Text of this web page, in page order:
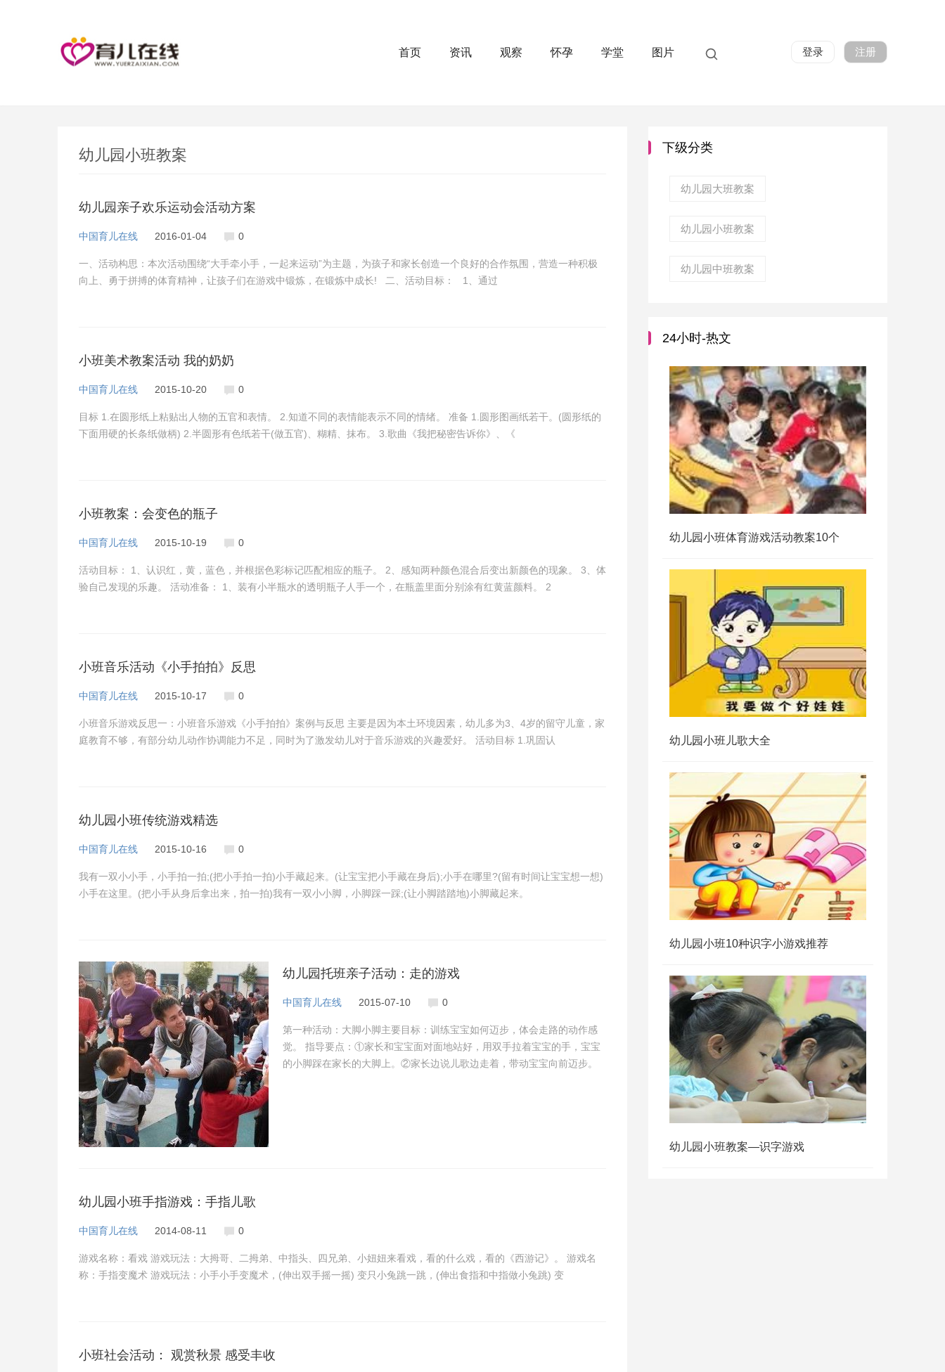
首页 资讯 观察 怀孕 学堂 图片 登录 注册
幼儿园小班教案
幼儿园亲子欢乐运动会活动方案
中国育儿在线 2016-01-04 0
一、活动构思：本次活动围绕“大手牵小手，一起来运动”为主题，为孩子和家长创造一个良好的合作氛围，营造一种积极
向上、勇于拼搏的体育精神，让孩子们在游戏中锻炼，在锻炼中成长! 二、活动目标： 1、通过
小班美术教案活动 我的奶奶
中国育儿在线 2015-10-20 0
目标 1.在圆形纸上粘贴出人物的五官和表情。 2.知道不同的表情能表示不同的情绪。 准备 1.圆形图画纸若干。(圆形纸的
下面用硬的长条纸做柄) 2.半圆形有色纸若干(做五官)、糊精、抹布。 3.歌曲《我把秘密告诉你》、《
小班教案：会变色的瓶子
中国育儿在线 2015-10-19 0
活动目标： 1、认识红，黄，蓝色，并根据色彩标记匹配相应的瓶子。 2、感知两种颜色混合后变出新颜色的现象。 3、体
验自己发现的乐趣。 活动准备： 1、装有小半瓶水的透明瓶子人手一个，在瓶盖里面分别涂有红黄蓝颜料。 2
小班音乐活动《小手拍拍》反思
中国育儿在线 2015-10-17 0
小班音乐游戏反思一：小班音乐游戏《小手拍拍》案例与反思 主要是因为本土环境因素，幼儿多为3、4岁的留守儿童，家
庭教育不够，有部分幼儿动作协调能力不足，同时为了激发幼儿对于音乐游戏的兴趣爱好。 活动目标 1.巩固认
幼儿园小班传统游戏精选
中国育儿在线 2015-10-16 0
我有一双小小手，小手拍一拍;(把小手拍一拍)小手藏起来。(让宝宝把小手藏在身后);小手在哪里?(留有时间让宝宝想一想)
小手在这里。(把小手从身后拿出来，拍一拍)我有一双小小脚，小脚踩一踩;(让小脚踏踏地)小脚藏起来。
幼儿园托班亲子活动：走的游戏
中国育儿在线 2015-07-10 0
第一种活动：大脚小脚主要目标：训练宝宝如何迈步，体会走路的动作感
觉。 指导要点：①家长和宝宝面对面地站好，用双手拉着宝宝的手，宝宝
的小脚踩在家长的大脚上。②家长边说儿歌边走着，带动宝宝向前迈步。
幼儿园小班手指游戏：手指儿歌
中国育儿在线 2014-08-11 0
游戏名称：看戏 游戏玩法：大拇哥、二拇弟、中指头、四兄弟、小妞妞来看戏，看的什么戏，看的《西游记》。 游戏名
称：手指变魔术 游戏玩法：小手小手变魔术，(伸出双手摇一摇) 变只小兔跳一跳，(伸出食指和中指做小兔跳) 变
小班社会活动： 观赏秋景 感受丰收
下级分类
幼儿园大班教案
幼儿园小班教案
幼儿园中班教案
24小时-热文
幼儿园小班体育游戏活动教案10个
幼儿园小班儿歌大全
幼儿园小班10种识字小游戏推荐
幼儿园小班教案—识字游戏